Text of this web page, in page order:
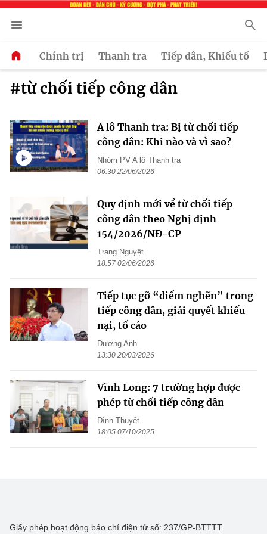
Chính trị Thanh tra Tiếp dân, Khiếu tố
#từ chối tiếp công dân
A lô Thanh tra: Bị từ chối tiếp
công dân: Khi nào và vì sao?
Nhóm PV A lô Thanh tra
06:30 22/06/2026
Quy định mới về từ chối tiếp
công dân theo Nghị định
154/2026/NĐ-CP
Trang Nguyệt
18:57 02/06/2026
Tiếp tục gỡ “điểm nghẽn” trong
tiếp công dân, giải quyết khiếu
nại, tố cáo
Dương Anh
13:30 20/03/2026
Vĩnh Long: 7 trường hợp được
phép từ chối tiếp công dân
Đình Thuyết
18:05 07/10/2025
Giấy phép hoạt động báo chí điện tử số: 237/GP-BTTTT